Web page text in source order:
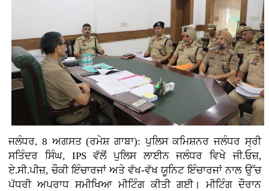
ਜਲੰਧਰ, 8 ਅਗਸਤ (ਰਮੇਸ਼ ਗਾਬਾ): ਪੁਲਿਸ ਕਮਿਸ਼ਨਰ ਜਲੰਧਰ ਸ੍ਰੀ
ਸਤਿੰਦਰ ਸਿੰਘ, IPS ਵੱਲੋਂ ਪੁਲਿਸ ਲਾਈਨ ਜਲੰਧਰ ਵਿਖੇ ਜੀ.ਓਜ਼,
ਏ.ਸੀ.ਪੀਜ਼, ਚੌਕੀ ਇੰਚਾਰਜਾਂ ਅਤੇ ਵੱਖ-ਵੱਖ ਯੂਨਿਟ ਇੰਚਾਰਜਾਂ ਨਾਲ ਉੱਚ
ਪੱਧਰੀ ਅਪਰਾਧ ਸਮੀਖਿਆ ਮੀਟਿੰਗ ਕੀਤੀ ਗਈ। ਮੀਟਿੰਗ ਦੌਰਾਨ